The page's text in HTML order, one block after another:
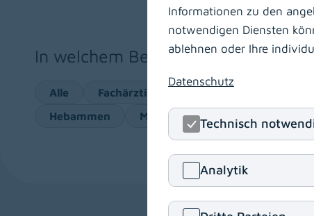
In welchem Bereich möchten Sie
Alle Fachärztin/Facharzt
Hebammen
Medizinische Assistenzberufe
Informationen zu den
notwendigen Diensten
ablehnen oder Ihre
Datenschutz
Technisch
Analytik